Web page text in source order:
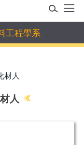
工程學系
材人
人